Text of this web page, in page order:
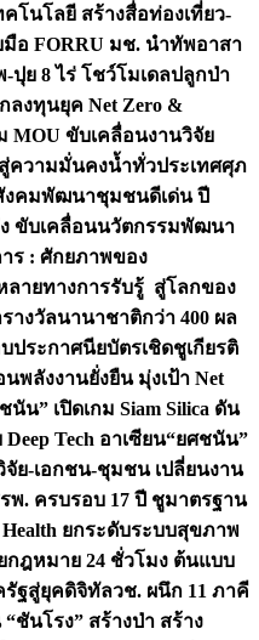
โนโลยี สร้างสื่อท่องเที่ยว-
มือ FORRU มช. นำทัพอาสา
ปุย 8 ไร่ โชว์โมเดลปลูกป่า
ลงทุนยุค Net Zero &
MOU ขับเคลื่อนงานวิจัย
ความมั่นคงน้ำทั่วประเทศศุภ
งคมพัฒนาชุมชนดีเด่น ปี
ง ขับเคลื่อนนวัตกรรมพัฒนา
าร : ศักยภาพของ
ลายทางการรับรู้ สู่โลกของ
างวัลนานาชาติกว่า 400 ผล
ประกาศนียบัตรเชิดชูเกียรติ
ลังงานยั่งยืน มุ่งเป้า Net
นัน” เปิดเกม Siam Silica ดัน
Tech อาเซียน“ยศชนัน”
จัย-เอกชน-ชุมชน เปลี่ยนงาน
พ. ครบรอบ 17 ปี ชูมาตรฐาน
ยกระดับระบบสุขภาพ
กฎหมาย 24 ชั่วโมง ต้นแบบ
รัฐสู่ยุคดิจิทัลวช. ผนึก 11 ภาคี
ชันโรง” สร้างป่า สร้าง